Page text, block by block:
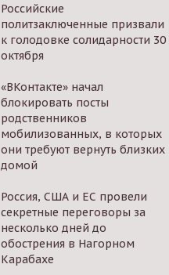
Российские
политзаключенные призвали
к голодовке солидарности 30
октября
«ВКонтакте» начал
блокировать посты
родственников
мобилизованных, в которых
они требуют вернуть близких
домой
Россия, США и ЕС провели
секретные переговоры за
несколько дней до
обострения в Нагорном
Карабахе